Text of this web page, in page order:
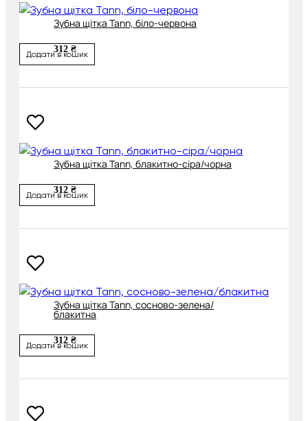
Зубна щітка Tann, біло-червона
312 ₴
Додати в кошик
Зубна щітка Tann, блакитно-сіра/чорна
312 ₴
Додати в кошик
Зубна щітка Tann, сосново-зелена/
блакитна
312 ₴
Додати в кошик